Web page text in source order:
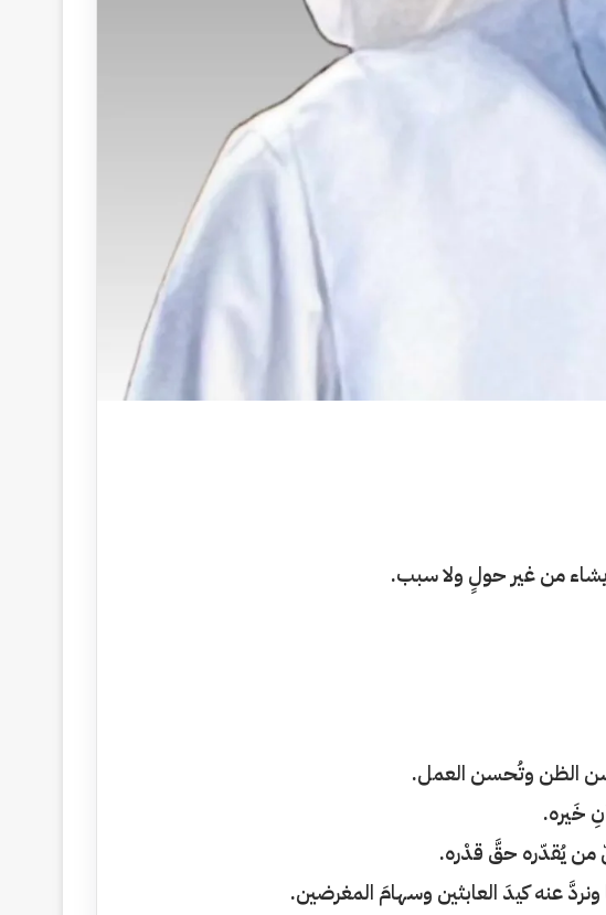
من غير حولٍ ولا سبب.
الظن وتُحسن العمل.
خَيره.
منيُقدّره حقَّ قدْره.
ونردَّ عنه كيدَ العابثين وسهامَ المغرضين.